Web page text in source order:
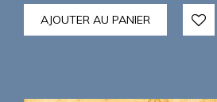
AJOUTER AU PANIER